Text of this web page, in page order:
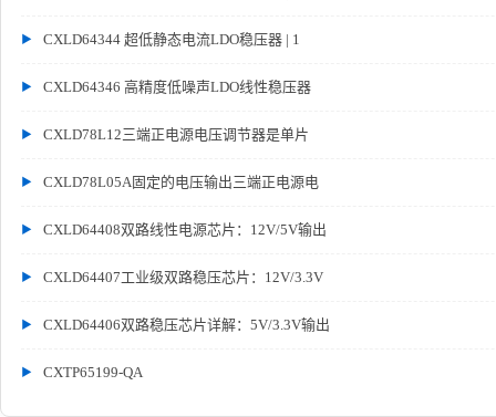
CXLD64344 超低静态电流LDO稳压器 | 1
CXLD64346 高精度低噪声LDO线性稳压器
CXLD78L12三端正电源电压调节器是单片
CXLD78L05A固定的电压输出三端正电源电
CXLD64408双路线性电源芯片：12V/5V输出
CXLD64407工业级双路稳压芯片：12V/3.3V
CXLD64406双路稳压芯片详解：5V/3.3V输出
CXTP65199-QA